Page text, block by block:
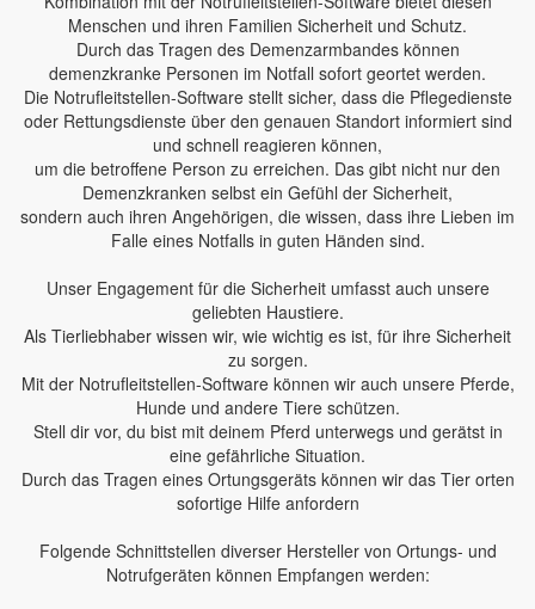
Menschen und ihren Familien Sicherheit und Schutz.
Durch das Tragen des Demenzarmbandes können
demenzkranke Personen im Notfall sofort geortet werden.
Die Notrufleitstellen-Software stellt sicher, dass die Pflegedienste
oder Rettungsdienste über den genauen Standort informiert sind
und schnell reagieren können,
um die betroffene Person zu erreichen. Das gibt nicht nur den
Demenzkranken selbst ein Gefühl der Sicherheit,
sondern auch ihren Angehörigen, die wissen, dass ihre Lieben im
Falle eines Notfalls in guten Händen sind.
Unser Engagement für die Sicherheit umfasst auch unsere
geliebten Haustiere.
Als Tierliebhaber wissen wir, wie wichtig es ist, für ihre Sicherheit
zu sorgen.
Mit der Notrufleitstellen-Software können wir auch unsere Pferde,
Hunde und andere Tiere schützen.
Stell dir vor, du bist mit deinem Pferd unterwegs und gerätst in
eine gefährliche Situation.
Durch das Tragen eines Ortungsgeräts können wir das Tier orten
sofortige Hilfe anfordern
Folgende Schnittstellen diverser Hersteller von Ortungs- und
Notrufgeräten können Empfangen werden: